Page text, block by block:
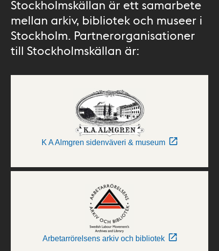
Stockholmskällan är ett samarbete
mellan arkiv, bibliotek och museer i
Stockholm. Partnerorganisationer
till Stockholmskällan är:
K A Almgren sidenväveri & museum
Arbetarrörelsens arkiv och bibliotek